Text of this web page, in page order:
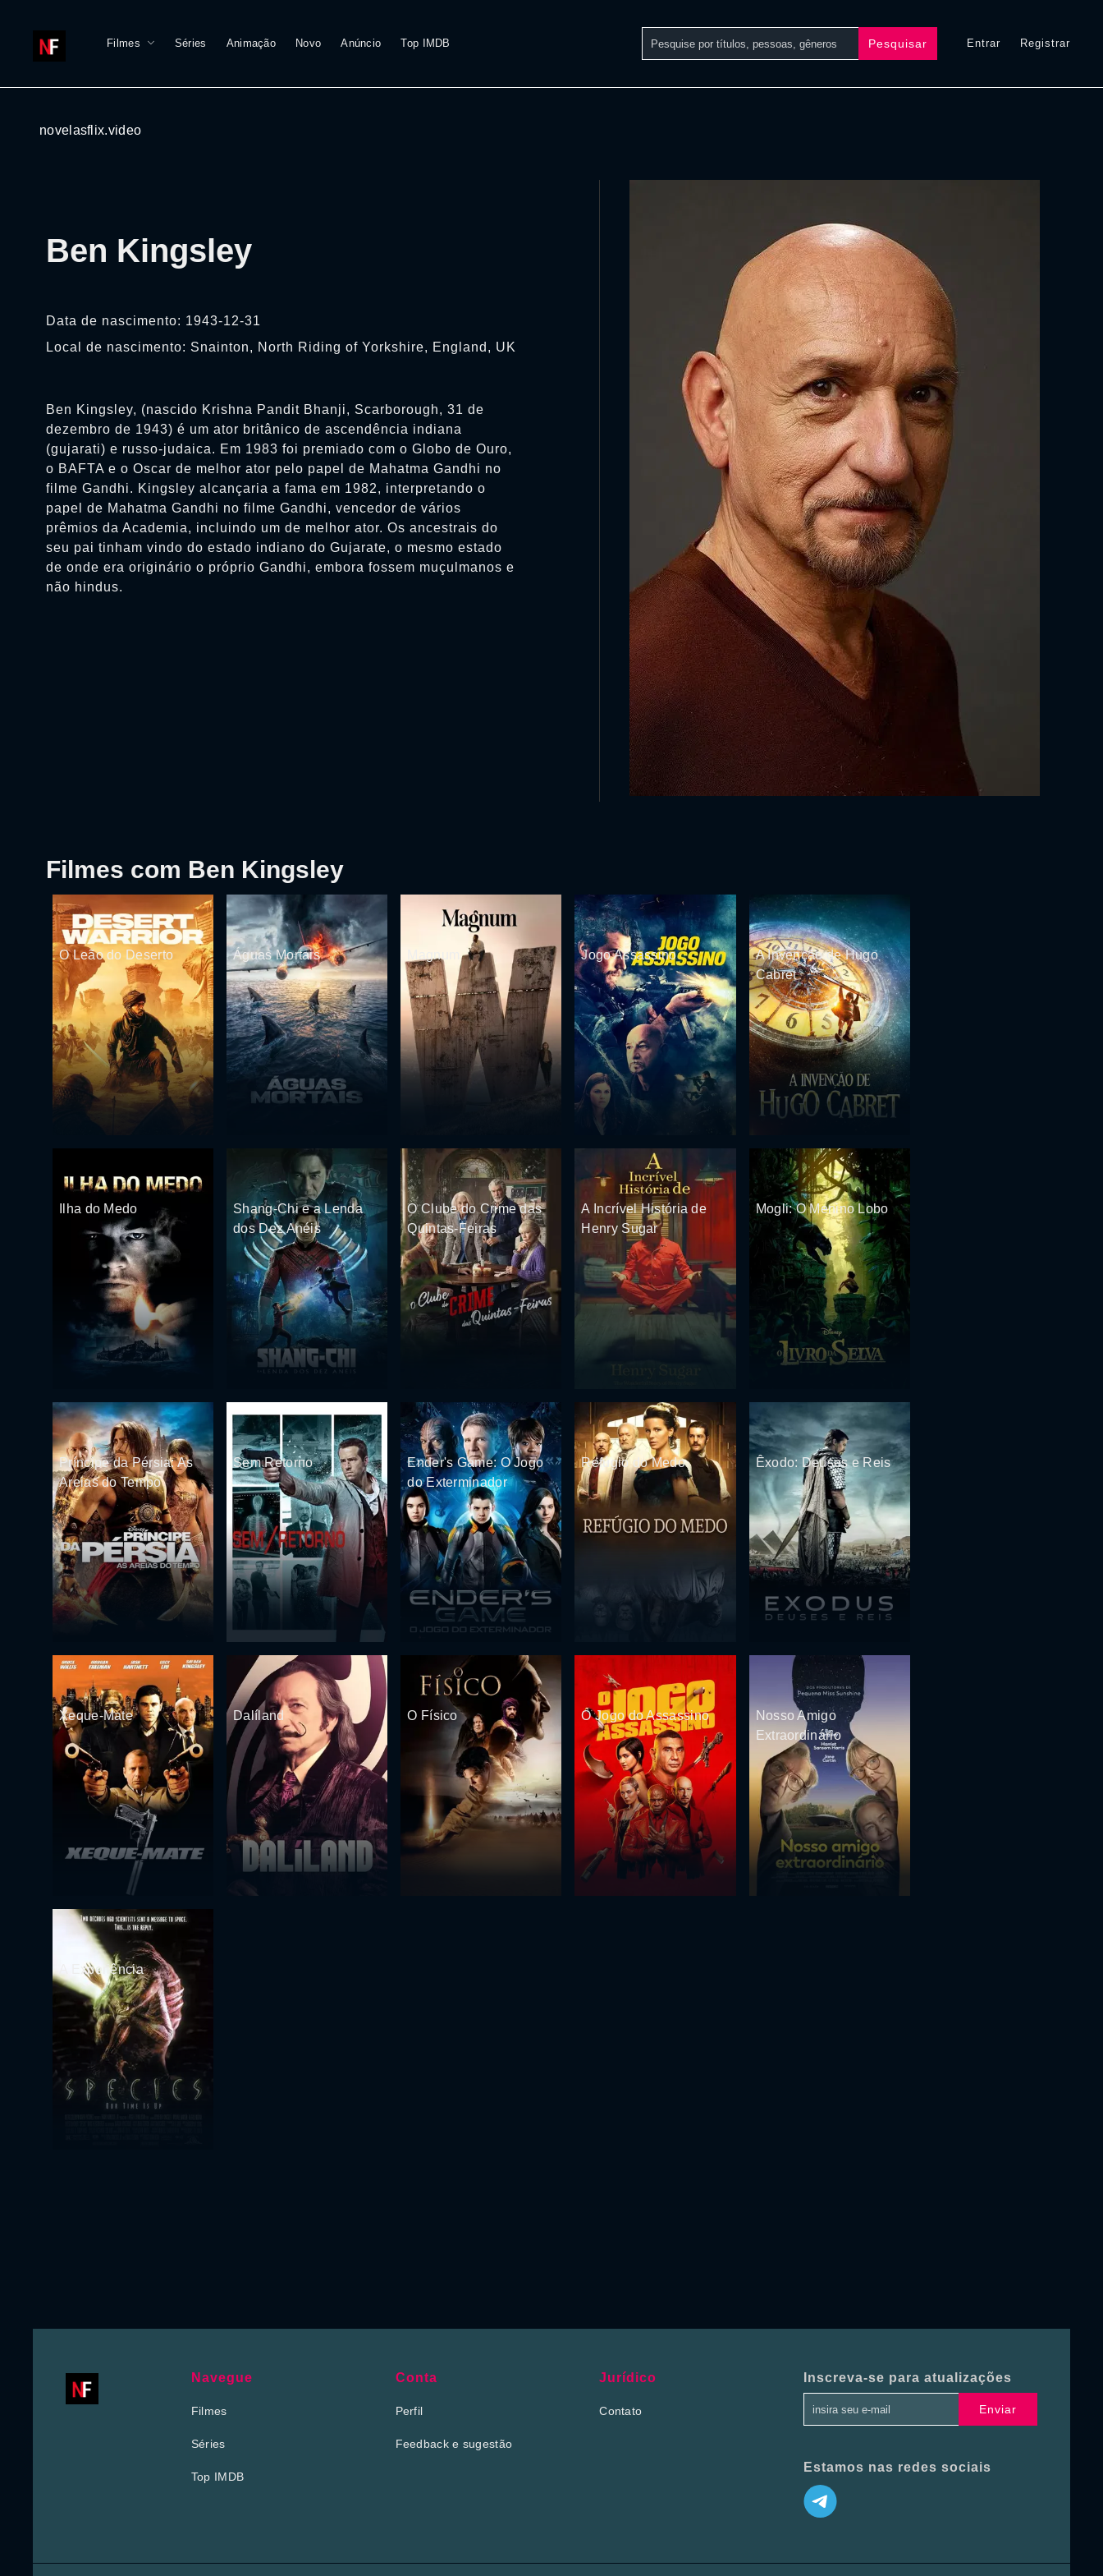
Filmes Séries Animação Novo Anúncio Top IMDB Pesquisar Entrar Registrar
novelasflix.video
Ben Kingsley
Data de nascimento: 1943-12-31
Local de nascimento: Snainton, North Riding of Yorkshire, England, UK
Ben Kingsley, (nascido Krishna Pandit Bhanji, Scarborough, 31 de
dezembro de 1943) é um ator britânico de ascendência indiana
(gujarati) e russo-judaica. Em 1983 foi premiado com o Globo de Ouro,
o BAFTA e o Oscar de melhor ator pelo papel de Mahatma Gandhi no
filme Gandhi. Kingsley alcançaria a fama em 1982, interpretando o
papel de Mahatma Gandhi no filme Gandhi, vencedor de vários
prêmios da Academia, incluindo um de melhor ator. Os ancestrais do
seu pai tinham vindo do estado indiano do Gujarate, o mesmo estado
de onde era originário o próprio Gandhi, embora fossem muçulmanos e
não hindus.
Filmes com Ben Kingsley
O Leão do Deserto Águas Mortais Magnum Jogo Assassino
A Invenção de Hugo
Cabret
Ilha do Medo
Shang-Chi e a Lenda
dos Dez Anéis
O Clube do Crime das
Quintas-Feiras
A Incrível História de
Henry Sugar
Mogli: O Menino Lobo
Príncipe da Pérsia: As
Areias do Tempo
Sem Retorno
Ender's Game: O Jogo
do Exterminador
Refúgio do Medo Êxodo: Deuses e Reis
Xeque-Mate Dalíland O Físico O Jogo do Assassino
Nosso Amigo
Extraordinário
A Experiência
Navegue
Filmes
Séries
Top IMDB
Conta
Perfil
Feedback e sugestão
Jurídico
Contato
Inscreva-se para atualizações
Enviar
Estamos nas redes sociais